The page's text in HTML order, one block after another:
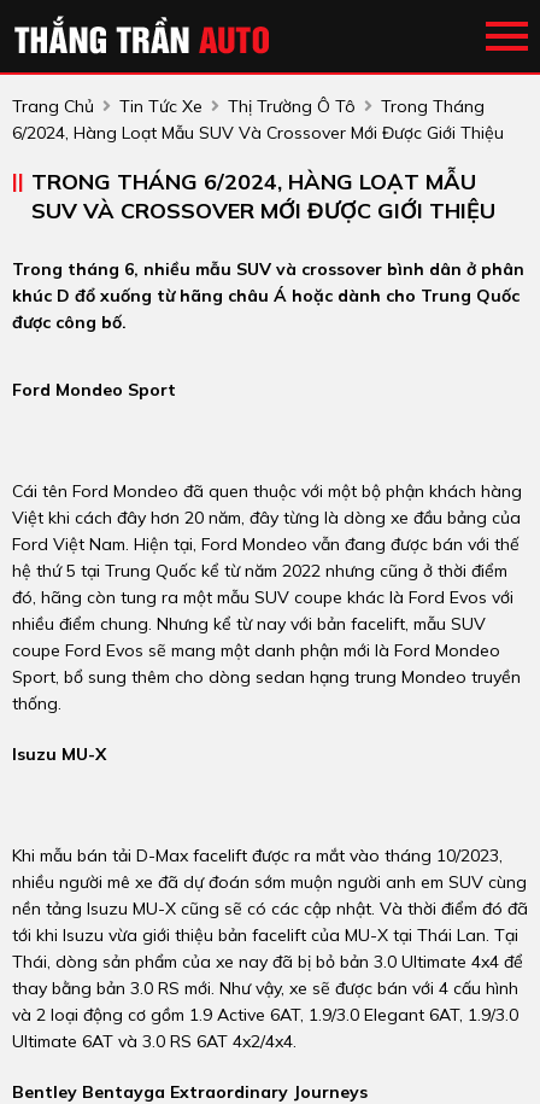
Trang Chủ Tin Tức Xe Thị Trường Ô Tô
Trong Tháng
6/2024, Hàng Loạt Mẫu SUV Và Crossover Mới Được Giới Thiệu
TRONG THÁNG 6/2024, HÀNG LOẠT MẪU
SUV VÀ CROSSOVER MỚI ĐƯỢC GIỚI THIỆU
Trong tháng 6, nhiều mẫu SUV và crossover bình dân ở phân
khúc D đổ xuống từ hãng châu Á hoặc dành cho Trung Quốc
được công bố.
Ford Mondeo Sport
Cái tên Ford Mondeo đã quen thuộc với một bộ phận khách hàng
Việt khi cách đây hơn 20 năm, đây từng là dòng xe đầu bảng của
Ford Việt Nam. Hiện tại, Ford Mondeo vẫn đang được bán với thế
hệ thứ 5 tại Trung Quốc kể từ năm 2022 nhưng cũng ở thời điểm
đó, hãng còn tung ra một mẫu SUV coupe khác là Ford Evos với
nhiều điểm chung. Nhưng kể từ nay với bản facelift, mẫu SUV
coupe Ford Evos sẽ mang một danh phận mới là Ford Mondeo
Sport, bổ sung thêm cho dòng sedan hạng trung Mondeo truyền
thống.
Isuzu MU-X
Khi mẫu bán tải D-Max facelift được ra mắt vào tháng 10/2023,
nhiều người mê xe đã dự đoán sớm muộn người anh em SUV cùng
nền tảng Isuzu MU-X cũng sẽ có các cập nhật. Và thời điểm đó đã
tới khi Isuzu vừa giới thiệu bản facelift của MU-X tại Thái Lan. Tại
Thái, dòng sản phẩm của xe nay đã bị bỏ bản 3.0 Ultimate 4x4 để
thay bằng bản 3.0 RS mới. Như vậy, xe sẽ được bán với 4 cấu hình
và 2 loại động cơ gồm 1.9 Active 6AT, 1.9/3.0 Elegant 6AT, 1.9/3.0
Ultimate 6AT và 3.0 RS 6AT 4x2/4x4.
Bentley Bentayga Extraordinary Journeys